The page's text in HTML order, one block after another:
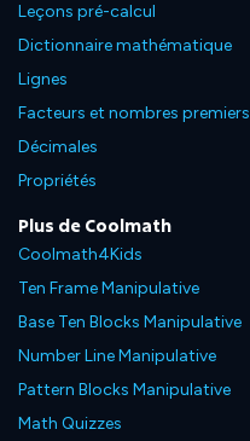
Leçons pré-calcul
Dictionnaire mathématique
Lignes
Facteurs et nombres premiers
Décimales
Propriétés
Plus de Coolmath
Coolmath4Kids
Ten Frame Manipulative
Base Ten Blocks Manipulative
Number Line Manipulative
Pattern Blocks Manipulative
Math Quizzes